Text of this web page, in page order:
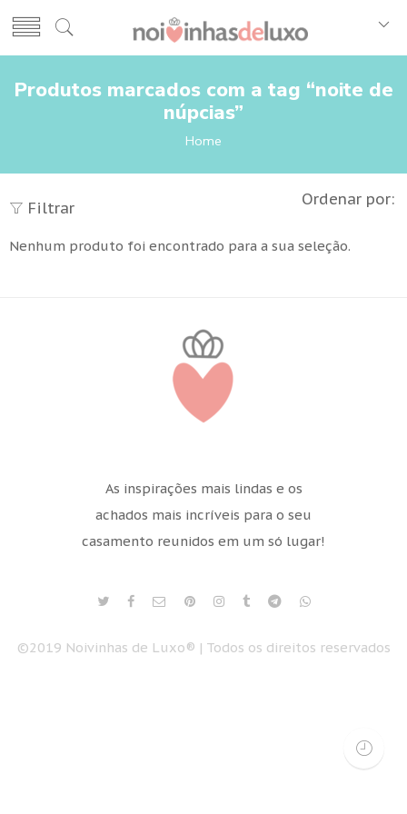
Produtos marcados com a tag “noite de
núpcias”
Home
Filtrar Ordenar por:
Nenhum produto foi encontrado para a sua seleção.
As inspirações mais lindas e os
achados mais incríveis para o seu
casamento reunidos em um só lugar!
©2019 Noivinhas de Luxo® | Todos os direitos reservados